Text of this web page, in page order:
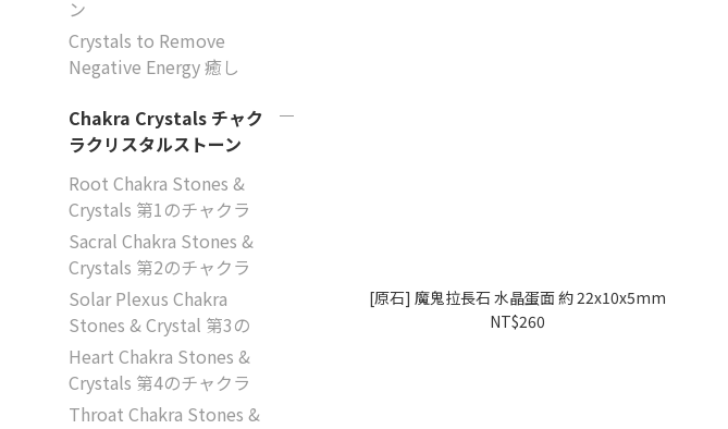
ン
Crystals to Remove
Negative Energy 癒し
Chakra Crystals チャク
ラクリスタルストーン
Root Chakra Stones &
Crystals 第1のチャクラ
Sacral Chakra Stones &
Crystals 第2のチャクラ
Solar Plexus Chakra
Stones & Crystal 第3の
Heart Chakra Stones &
Crystals 第4のチャクラ
Throat Chakra Stones &
[原石] 魔鬼拉長石 水晶蛋面 約 22x10x5mm
NT$260